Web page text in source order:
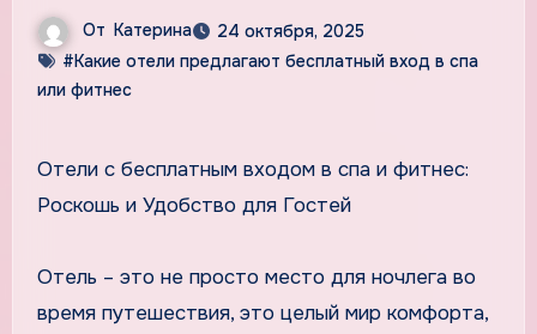
От Катерина
24 октября, 2025
#Какие отели предлагают бесплатный вход в спа
или фитнес
Отели с бесплатным входом в спа и фитнес:
Роскошь и Удобство для Гостей
Отель – это не просто место для ночлега во
время путешествия, это целый мир комфорта,